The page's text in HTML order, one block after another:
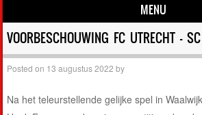
MENU
Skip to content
VOORBESCHOUWING FC UTRECHT –
Posted on 13 augustus 2022 by
Na het teleurstellende gelijke spel in